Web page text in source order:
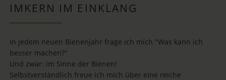
IMKERN IM EINKLANG
In jedem neuen Bienenjahr frage ich mich "Was kann ich
besser machen?"
Und zwar: im Sinne der Bienen!
Selbstverständlich freue ich mich über eine reiche